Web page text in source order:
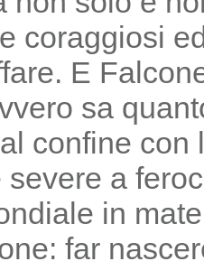
coraggiosi
E
sa
confine
severe a
in
far